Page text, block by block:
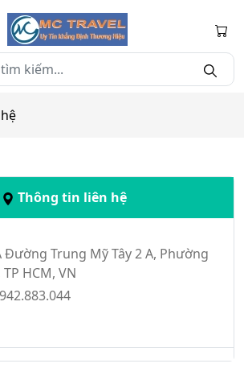
Thông tin liên hệ
Đường Trung Mỹ Tây 2 A, Phường
HCM, VN